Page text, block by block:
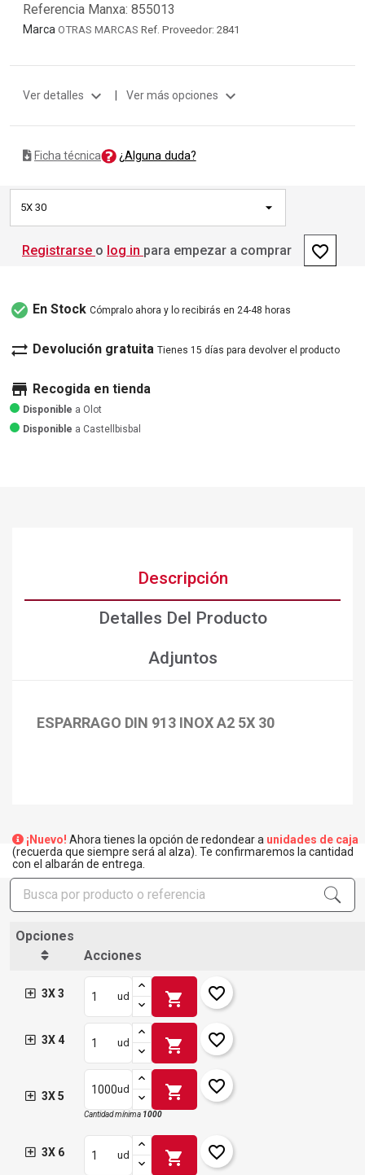
Referencia Manxa: 855013
Marca OTRAS MARCAS Ref. Proveedor: 2841
Ver detalles expand_more | Ver más opciones expand_more
Ficha técnica ¿Alguna duda?
5X 30
Registrarse o log in para empezar a comprar favorite_border
check_circle En Stock Cómpralo ahora y lo recibirás en 24-48 horas
sync_alt Devolución gratuita Tienes 15 días para devolver el producto
store Recogida en tienda
Disponible a Olot
Disponible a Castellbisbal
Descripción
Detalles Del Producto
Adjuntos
ESPARRAGO DIN 913 INOX A2 5X 30
¡Nuevo! Ahora tienes la opción de redondear a unidades de caja
(recuerda que siempre será al alza). Te confirmaremos la cantidad
con el albarán de entrega.
Opciones
Acciones
3X 3 ud shopping_cart favorite_border
3X 4 ud shopping_cart favorite_border
3X 5
ud shopping_cart favorite_border
Cantidad mínima 1000
3X 6 ud shopping_cart favorite_border